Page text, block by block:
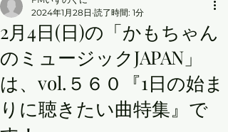
2月4日(日)の「かもちゃん
のミュージックJAPAN」
は、vol.５６０『1日の始ま
りに聴きたい曲特集』で
2024年1月28日 読了時間: 1分